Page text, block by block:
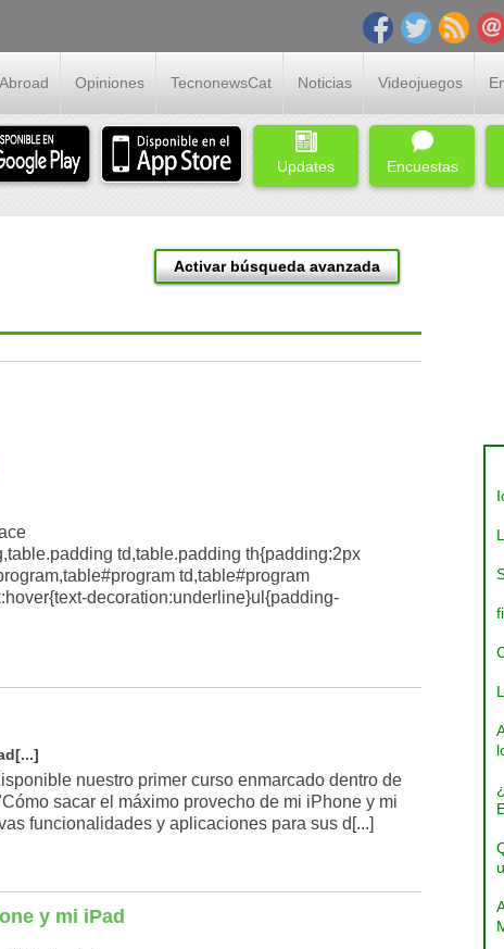
Opiniones TecnonewsCat Noticias Videojuegos
Updates Encuestas
Activar búsqueda avanzada
td,table.padding th{padding:2px
td,table#program
decoration:underline}ul{padding-
nuestro primer curso enmarcado dentro de
sacar el máximo provecho de mi iPhone y mi
funcionalidades y aplicaciones para sus d[...]
y mi iPad